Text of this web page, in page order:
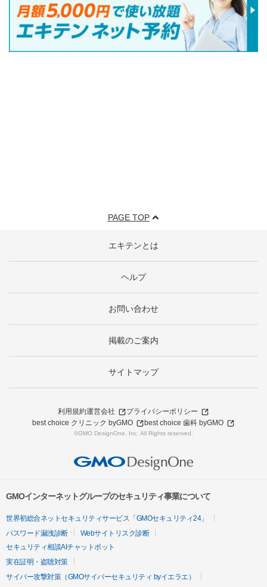
PAGE TOP
エキテンとは
ヘルプ
お問い合わせ
掲載のご案内
サイトマップ
利用規約運営会社
プライバシーポリシー
best choice クリニック byGMO
best choice 歯科 byGMO
©GMO DesignOne, Inc. All Rights reserved.
GMOインターネットグループのセキュリティ事業について
世界初総合ネットセキュリティサービス「GMOセキュリティ24」
パスワード漏洩診断
Webサイトリスク診断
セキュリティ相談AIチャットボット
実在証明・盗聴対策
サイバー攻撃対策（GMOサイバーセキュリティ byイエラエ）